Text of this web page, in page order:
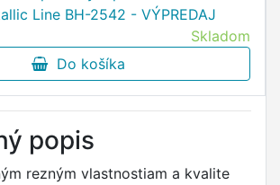
Line BH-2542 - VÝPREDAJ
Skladom
Do košíka
popis
rezným vlastnostiam a kvalite